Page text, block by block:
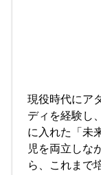
現役時代にア
ディを経験し
に入れた「未
児を両立しな
ら、これまで